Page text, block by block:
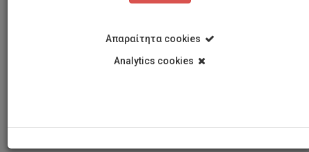
Απαραίτητα cookies
Analytics cookies